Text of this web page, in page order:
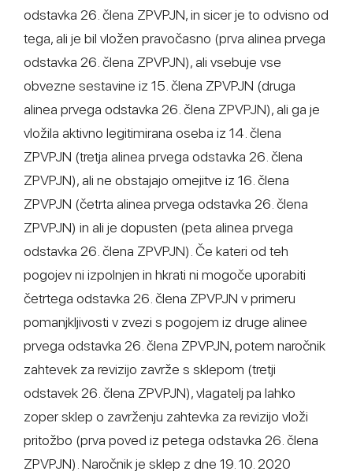
odstavka 26. člena ZPVPJN, in sicer je to odvisno od
tega, ali je bil vložen pravočasno (prva alinea prvega
odstavka 26. člena ZPVPJN), ali vsebuje vse
obvezne sestavine iz 15. člena ZPVPJN (druga
alinea prvega odstavka 26. člena ZPVPJN), ali ga je
vložila aktivno legitimirana oseba iz 14. člena
ZPVPJN (tretja alinea prvega odstavka 26. člena
ZPVPJN), ali ne obstajajo omejitve iz 16. člena
ZPVPJN (četrta alinea prvega odstavka 26. člena
ZPVPJN) in ali je dopusten (peta alinea prvega
odstavka 26. člena ZPVPJN). Če kateri od teh
pogojev ni izpolnjen in hkrati ni mogoče uporabiti
četrtega odstavka 26. člena ZPVPJN v primeru
pomanjkljivosti v zvezi s pogojem iz druge alinee
prvega odstavka 26. člena ZPVPJN, potem naročnik
zahtevek za revizijo zavrže s sklepom (tretji
odstavek 26. člena ZPVPJN), vlagatelj pa lahko
zoper sklep o zavrženju zahtevka za revizijo vloži
pritožbo (prva poved iz petega odstavka 26. člena
ZPVPJN). Naročnik je sklep z dne 19. 10. 2020